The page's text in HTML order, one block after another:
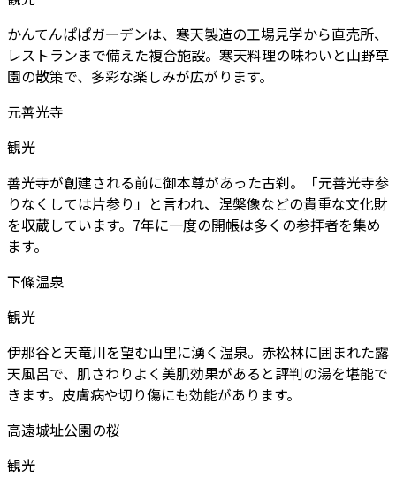
かんてんぱぱガーデンは、寒天製造の工場見学から直売所、
レストランまで備えた複合施設。寒天料理の味わいと山野草
園の散策で、多彩な楽しみが広がります。
元善光寺
観光
善光寺が創建される前に御本尊があった古刹。「元善光寺参
りなくしては片参り」と言われ、涅槃像などの貴重な文化財
を収蔵しています。7年に一度の開帳は多くの参拝者を集め
ます。
下條温泉
観光
伊那谷と天竜川を望む山里に湧く温泉。赤松林に囲まれた露
天風呂で、肌さわりよく美肌効果があると評判の湯を堪能で
きます。皮膚病や切り傷にも効能があります。
高遠城址公園の桜
観光